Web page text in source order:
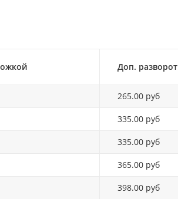
Доп. разворот
265.00 руб
335.00 руб
335.00 руб
365.00 руб
398.00 руб